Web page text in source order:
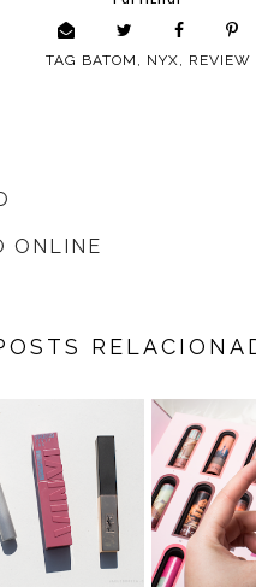
TAG BATOM NYX REVIEW
ONLINE